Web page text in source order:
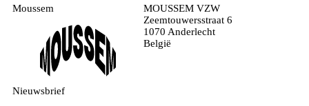
Moussem
MOUSSEM VZW
Zeemtouwersstraat 6
1070 Anderlecht
België
Nieuwsbrief